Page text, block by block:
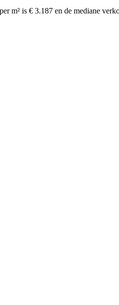
m² is € 3.187 en de mediane